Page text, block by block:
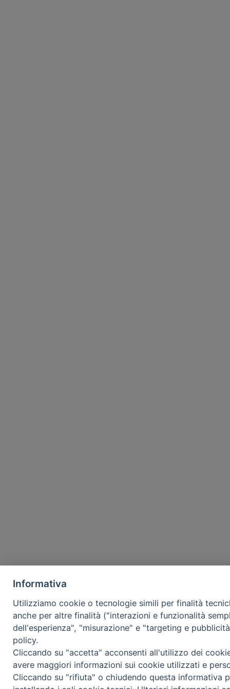
Informativa
Utilizziamo cookie o tecnologie simili per finalità
anche per altre finalità ("interazioni e funzionalità
dell'esperienza", "misurazione" e "targeting e
policy.
Cliccando su "accetta" acconsenti all'utilizzo dei
avere maggiori informazioni sui cookie utilizzati e
Cliccando su "rifiuta" o chiudendo questa informativa